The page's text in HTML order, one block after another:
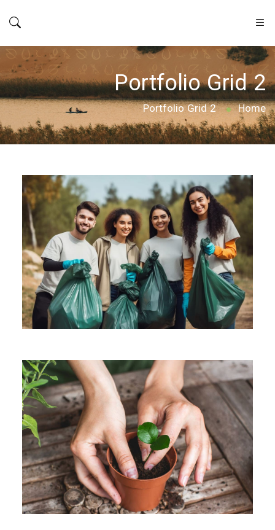
Portfolio Grid 2
Home
Portfolio Grid 2
Ecological Resilience
Planting Products